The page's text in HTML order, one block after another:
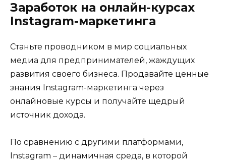
Заработок на онлайн-курсах
Instagram-маркетинга
Станьте проводником в мир социальных
медиа для предпринимателей, жаждущих
развития своего бизнеса. Продавайте ценные
знания Instagram-маркетинга через
онлайновые курсы и получайте щедрый
источник дохода.
По сравнению с другими платформами,
Instagram – динамичная среда, в которой